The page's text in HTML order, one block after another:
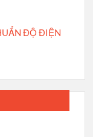
ĐỘ ĐIỆN